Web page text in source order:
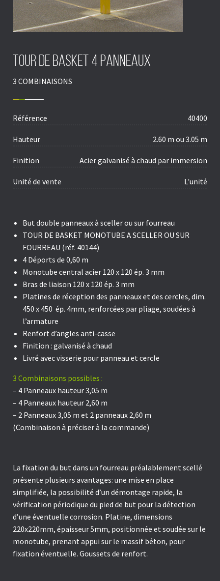
Tour de basket 4 panneaux
3 COMBINAISONS
Référence 40400
Hauteur 2.60 m ou 3.05 m
Finition Acier galvanisé à chaud par immersion
Unité de vente L'unité
But double panneaux à sceller ou sur fourreau
TOUR DE BASKET MONOTUBE A SCELLER OU SUR
FOURREAU (réf. 40144)
4 Déports de 0,60 m
Monotube central acier 120 x 120 ép. 3 mm
Bras de liaison 120 x 120 ép. 3 mm
Platines de réception des panneaux et des cercles, dim.
450 x 450 ép. 4mm, renforcées par pliage, soudées à
l’armature
Renfort d’angles anti-casse
Finition : galvanisé à chaud
Livré avec visserie pour panneau et cercle
3 Combinaisons possibles :
– 4 Panneaux hauteur 3,05 m
– 4 Panneaux hauteur 2,60 m
– 2 Panneaux 3,05 m et 2 panneaux 2,60 m
(Combinaison à préciser à la commande)
La fixation du but dans un fourreau préalablement scellé
présente plusieurs avantages: une mise en place
simplifiée, la possibilité d’un démontage rapide, la
vérification périodique du pied de but pour la détection
d’une éventuelle corrosion. Platine, dimensions
220x220mm, épaisseur 5mm, positionnée et soudée sur le
monotube, prenant appui sur le massif béton, pour
fixation éventuelle. Goussets de renfort.